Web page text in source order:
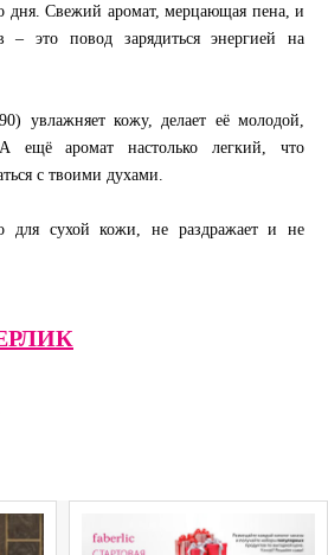
дня. Свежий аромат, мерцающая пена, и
– это повод зарядиться энергией на
увлажняет кожу, делает её молодой,
аромат настолько легкий, что
с твоими духами.
для сухой кожи, не раздражает и не